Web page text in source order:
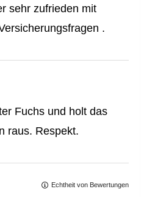
sehr zufrieden mit
.
Fuchs und holt das
raus. Respekt.
Echtheit von Bewertungen